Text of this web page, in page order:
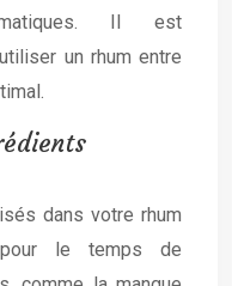
Il est
un rhum entre
dans votre rhum
pour le temps de